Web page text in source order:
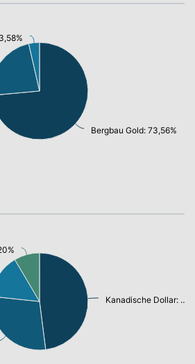
Bergbau Gold: 73,56%
Kanadische Dollar: 46,28%